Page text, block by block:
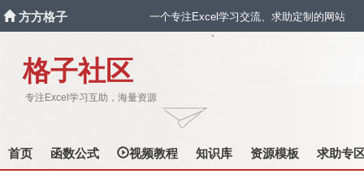
方方格子 一个专注Excel学习交流、求助定制的网站
格子社区
专注Excel学习互助，海量资源
`
首页 函数公式 视频教程 知识库 资源模板 求助专